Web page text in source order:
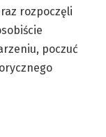
rozpoczęli
poczuć